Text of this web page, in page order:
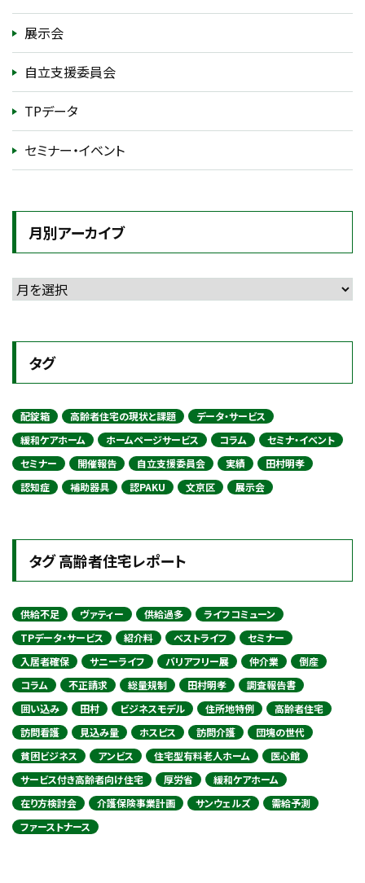
展示会
自立支援委員会
TPデータ
セミナー・イベント
月別アーカイブ
タグ
配錠箱 高齢者住宅の現状と課題
データ・サービス
緩和ケアホーム
ホームページサービス コラム
セミナ・イベント
セミナー
開催報告 自立支援委員会 実績
田村明孝
認知症
補助器具 認PAKU 文京区 展示会
タグ 高齢者住宅レポート
供給不足 ヴァティー 供給過多
ライフコミューン
TPデータ・サービス
紹介料 ベストライフ
セミナー
入居者確保
サニーライフ バリアフリー展 仲介業
倒産
コラム
不正請求 総量規制 田村明孝
調査報告書
囲い込み
田村 ビジネスモデル 住所地特例
高齢者住宅
訪問看護
見込み量 ホスピス 訪問介護
団塊の世代
貧困ビジネス
アンビス 住宅型有料老人ホーム
医心館
サービス付き高齢者向け住宅
厚労省
緩和ケアホーム
在り方検討会
介護保険事業計画 サンウェルズ
需給予測
ファーストナース